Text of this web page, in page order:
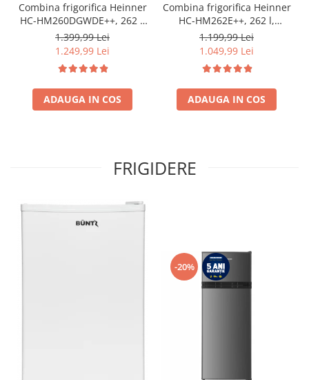
Combina frigorifica Heinner
HC-HM260DGWDE++, 262 l,
Clasa E, Dozator de apa,
Control electronic cu
cm, Gri antracit texturat
1.399,99 Lei
1.249,99 Lei
ADAUGA IN COS
Combina frigorifica Heinner
HC-HM262E++, 262 l,
Control electronic,
Iluminare LED, Usi
cm, Alb
1.199,99 Lei
1.049,99 Lei
ADAUGA IN COS
FRIGIDERE
-20%